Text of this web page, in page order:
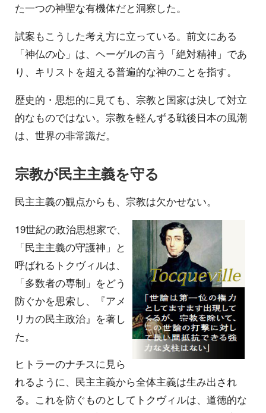
た一つの神聖な有機体だと洞察した。
試案もこうした考え方に立っている。前文にある
「神仏の心」は、ヘーゲルの言う「絶対精神」であ
り、キリストを超える普遍的な神のことを指す。
歴史的・思想的に見ても、宗教と国家は決して対立
的なものではない。宗教を軽んずる戦後日本の風潮
は、世界の非常識だ。
宗教が民主主義を守る
民主主義の観点からも、宗教は欠かせない。
19世紀の政治思想家で、
「民主主義の守護神」と
呼ばれるトクヴィルは、
「多数者の専制」をどう
防ぐかを思索し、『アメ
リカの民主政治』を著し
た。
ヒトラーのナチスに見ら
れるように、民主主義から全体主義は生み出され
る。これを防ぐものとしてトクヴィルは、道徳的な